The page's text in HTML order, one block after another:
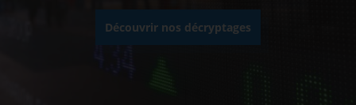
Découvrir nos décryptages